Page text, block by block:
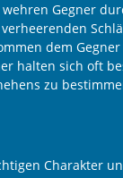
Gegner
dem
halten sich oft
zu
Charakter